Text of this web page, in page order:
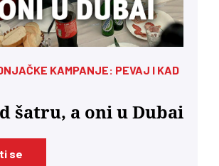
KAMPANJE: PEVAJ I KAD
šatru, a oni u Dubai
se